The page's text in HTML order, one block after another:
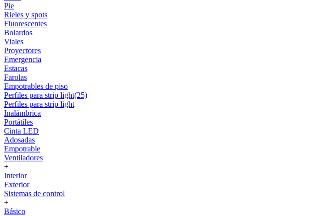
Pie
Rieles y spots
Fluorescentes
Bolardos
Viales
Proyectores
Emergencia
Estacas
Farolas
Empotrables de piso
Perfiles para strip light(25)
Perfiles para strip light
Inalámbrica
Portátiles
Cinta LED
Adosadas
Empotrable
Ventiladores
+
Interior
Exterior
Sistemas de control
+
Básico